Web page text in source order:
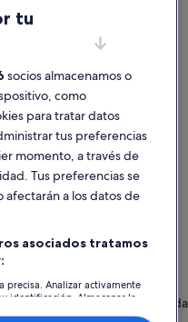
APARTAMENTO
ubicado y
Más
Para
con Confianza, que te brinda
tu
socios almacenamos o
como
para tratar datos
tus preferencias
momento, a través de
Tus preferencias se
afectarán a los datos de
asociados tratamos
Analizar activamente
identificación. Almacenar la